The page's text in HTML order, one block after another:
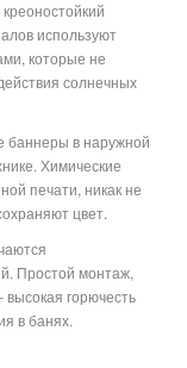
используют
которые не
солнечных
баннеры в наружной
Химические
печати, никак не
цвет.
Простой монтаж,
высокая горючесть
в банях.